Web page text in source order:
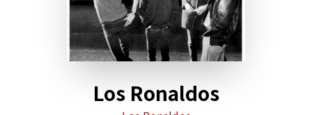
Los Ronaldos